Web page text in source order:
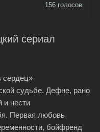
156 голосов
сериал
сердец»
судьбе. Дефне, рано
и нести
Первая любовь
бойфренд